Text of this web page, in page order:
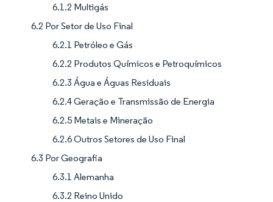
6.1.2 Multigás
6.2 Por Setor de Uso Final
6.2.1 Petróleo e Gás
6.2.2 Produtos Químicos e Petroquímicos
6.2.3 Água e Águas Residuais
6.2.4 Geração e Transmissão de Energia
6.2.5 Metais e Mineração
6.2.6 Outros Setores de Uso Final
6.3 Por Geografia
6.3.1 Alemanha
6.3.2 Reino Unido